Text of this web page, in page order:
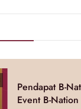
Pendapat B-
Event B-